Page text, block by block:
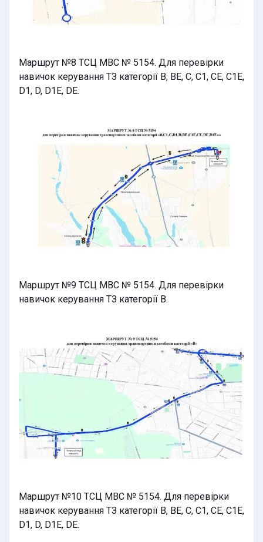
Маршрут №8 ТСЦ МВС № 5154. Для перевірки
навичок керування ТЗ категорії В, BE, C, C1, CE, C1E,
D1, D, D1E, DE.
Маршрут №9 ТСЦ МВС № 5154. Для перевірки
навичок керування ТЗ категорії В.
Маршрут №10 ТСЦ МВС № 5154. Для перевірки
навичок керування ТЗ категорії В, BE, C, C1, CE, C1E,
D1, D, D1E, DE.